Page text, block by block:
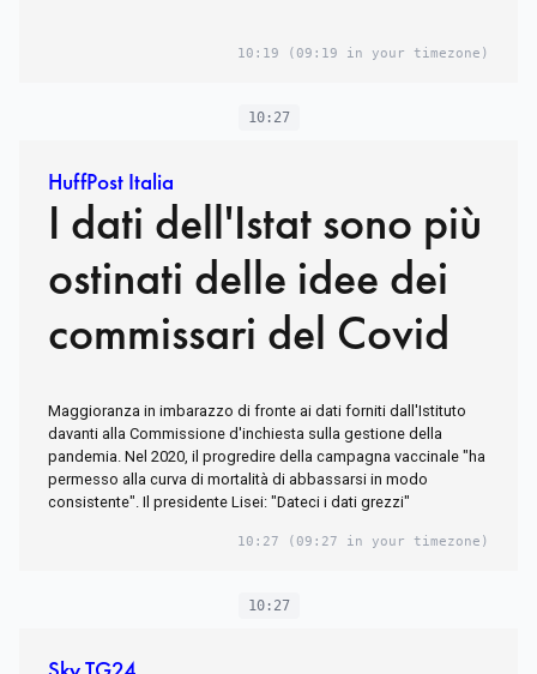
ingiusta”10:19 (09:19 in your timezone)
10:27
HuffPost Italia
I dati dell'Istat sono più
ostinati delle idee dei
commissari del Covid
Maggioranza in imbarazzo di fronte ai dati forniti dall'Istituto
davanti alla Commissione d'inchiesta sulla gestione della
pandemia. Nel 2020, il progredire della campagna vaccinale "ha
permesso alla curva di mortalità di abbassarsi in modo
consistente". Il presidente Lisei: "Dateci i dati grezzi"
10:27 (09:27 in your timezone)
10:27